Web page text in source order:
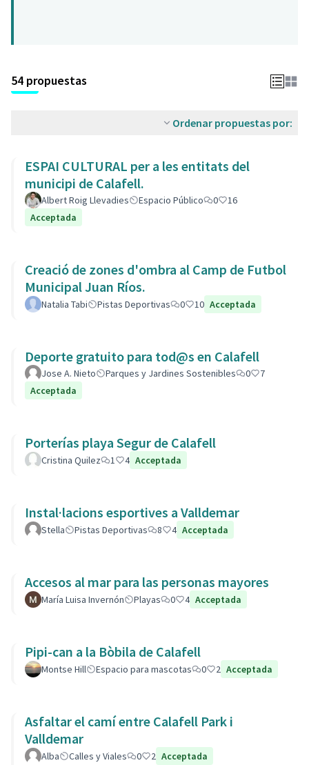
54 propuestas
Ordenar propuestas por:
ESPAI CULTURAL per a les entitats del
municipi de Calafell.
Albert Roig Llevadies Espacio Público 0
16
Acceptada
Creació de zones d'ombra al Camp de Futbol
Municipal Juan Ríos.
Natalia Tabi Pistas Deportivas 0 10 Acceptada
Deporte gratuito para tod@s en Calafell
Jose A. Nieto Parques y Jardines Sostenibles 0
7
Acceptada
Porterías playa Segur de Calafell
Cristina Quilez 1 4 Acceptada
Instal·lacions esportives a Valldemar
Stella Pistas Deportivas 8 4 Acceptada
Accesos al mar para las personas mayores
María Luisa Invernón Playas 0 4 Acceptada
Pipi-can a la Bòbila de Calafell
Montse Hill Espacio para mascotas 0 2 Acceptada
Asfaltar el camí entre Calafell Park i
Valldemar
Alba Calles y Viales 0 2 Acceptada